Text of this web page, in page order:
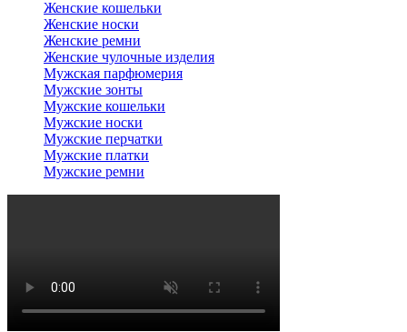
Женские кошельки
Женские носки
Женские ремни
Женские чулочные изделия
Мужская парфюмерия
Мужские зонты
Мужские кошельки
Мужские носки
Мужские перчатки
Мужские платки
Мужские ремни